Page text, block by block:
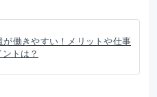
が働きやすい！メリットや仕事
トは？